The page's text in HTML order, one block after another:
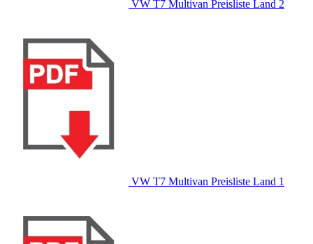
VW T7 Multivan Preisliste Land 2
VW T7 Multivan Preisliste Land 1